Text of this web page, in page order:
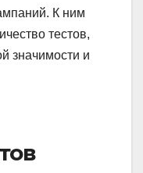
К ним
тестов,
значимости и